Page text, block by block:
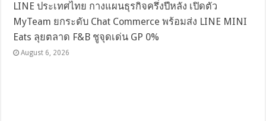
LINE ประเทศไทย กางแผนธุรกิจครึ่งปีหลัง เปิดตัว
MyTeam ยกระดับ Chat Commerce พร้อมส่ง LINE MINI
Eats ลุยตลาด F&B ชูจุดเด่น GP 0%
August 6, 2026